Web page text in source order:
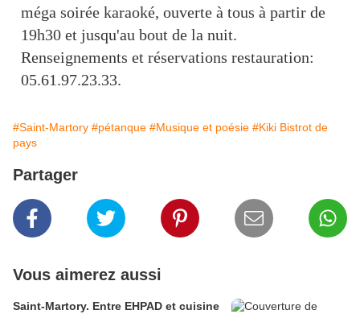
méga soirée karaoké, ouverte à tous à partir de
19h30 et jusqu'au bout de la nuit.
Renseignements et réservations restauration:
05.61.97.23.33.
#Saint-Martory #pétanque #Musique et poésie #Kiki Bistrot de
pays
Partager
Vous aimerez aussi
Saint-Martory. Entre EHPAD et cuisine